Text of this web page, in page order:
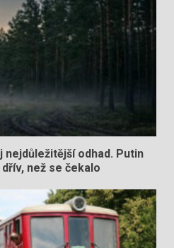
odhad. Putin
než se čekalo